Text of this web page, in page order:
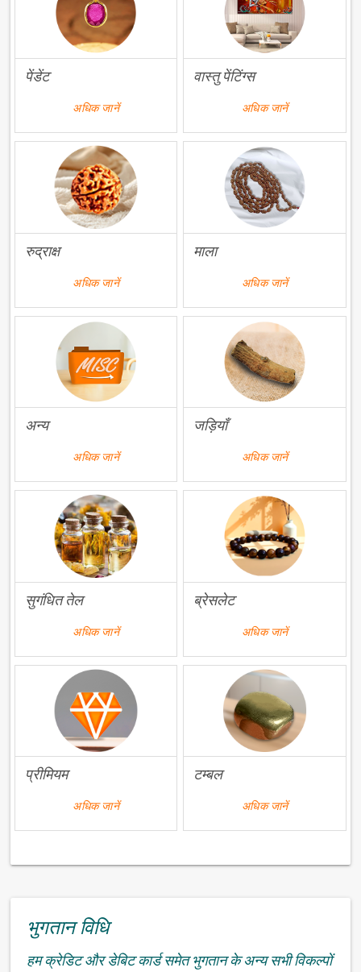
पेंडेंट
अधिक जानें
वास्तु पेंटिंग्स
अधिक जानें
रुद्राक्ष
अधिक जानें
माला
अधिक जानें
अन्य
अधिक जानें
जड़ियाँ
अधिक जानें
सुगंधित तेल
अधिक जानें
ब्रेसलेट
अधिक जानें
प्रीमियम
अधिक जानें
टम्बल
अधिक जानें
भुगतान विधि
हम क्रेडिट और डेबिट कार्ड समेत भुगतान के अन्य सभी विकल्पों